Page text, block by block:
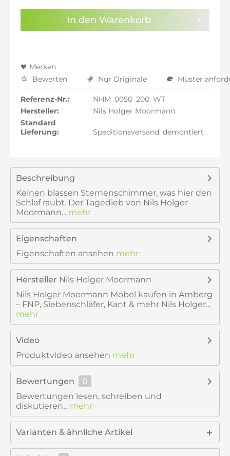
Sie haben dieDatenschutzbestimmungenzur
Kenntnis genommen.
In den Warenkorb
Merken
Bewerten
Nur Originale Muster
Referenz-Nr.:
NHM_0050_200_WT
Hersteller:
Nils Holger Moormann
Standard
Lieferung:
Speditionsversand, demontiert
Beschreibung
Keinen blassen Sternenschimmer, was hier den
Schlaf raubt. Der Tagedieb von Nils Holger
Moormann... mehr
Eigenschaften
Eigenschaften ansehen mehr
Hersteller Nils Holger Moormann
Nils Holger Moormann Möbel kaufen in Amberg
– FNP, Siebenschläfer, Kant & mehr Nils Holger...
mehr
Video
Produktvideo ansehen mehr
Bewertungen
0
Bewertungen lesen, schreiben und
diskutieren... mehr
Varianten & ähnliche Artikel